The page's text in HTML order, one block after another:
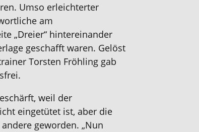
Umso erleichterter
am
„Dreier“ hintereinander
geschafft waren. Gelöst
Torsten Fröhling gab
weil der
eingetütet ist, aber die
geworden. „Nun